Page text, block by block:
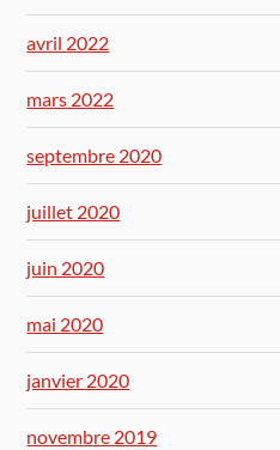
avril 2022
mars 2022
septembre 2020
juillet 2020
juin 2020
mai 2020
janvier 2020
novembre 2019